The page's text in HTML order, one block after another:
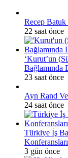
Recep Batuk
22 saat önce
‘Kurut’un
Bağlamında
23 saat önce
Ayn Rand
24 saat önce
Türkiye İş
3 gün önce